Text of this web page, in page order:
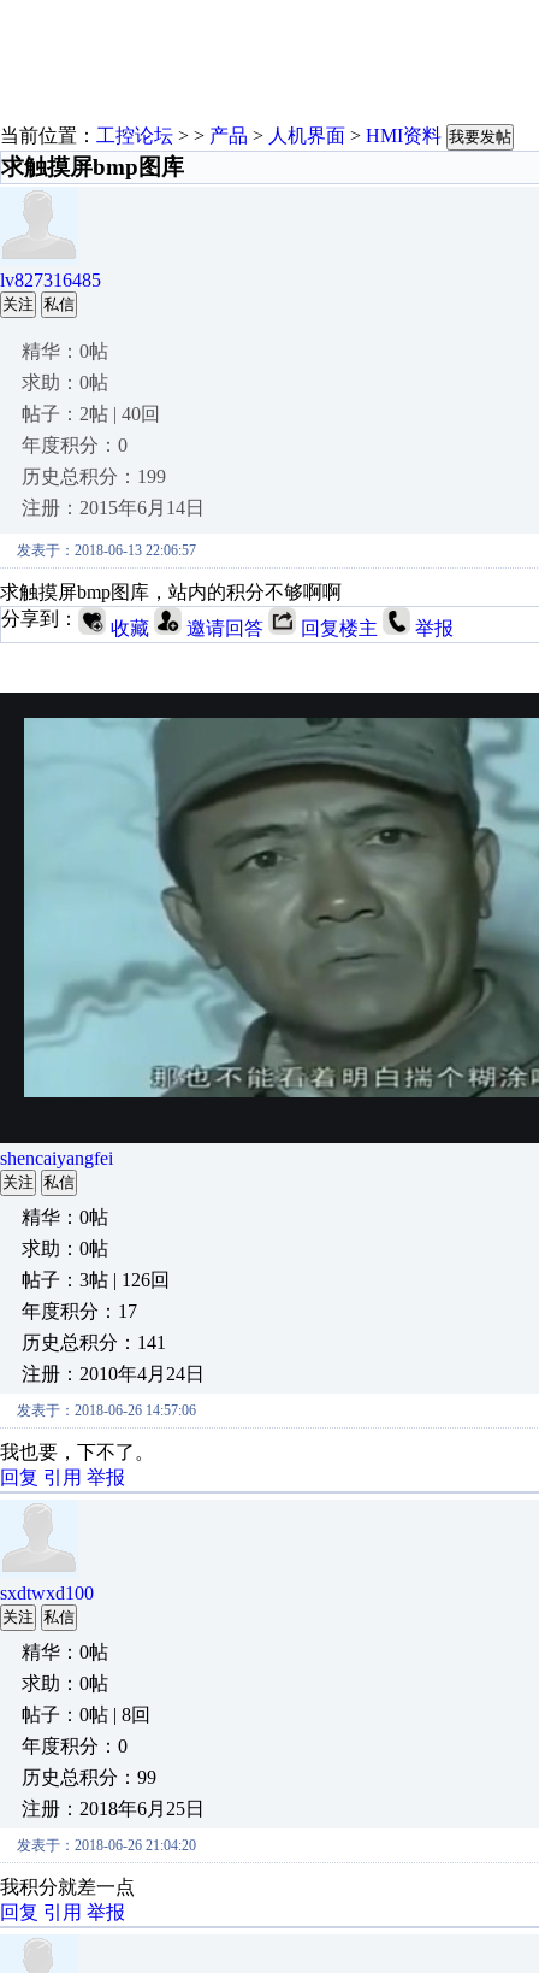
当前位置： 工控论坛 > > 产品 > 人机界面 > HMI资料 我要发帖
求触摸屏bmp图库
lv827316485
关注 私信
精华：0帖
求助：0帖
帖子：2帖 | 40回
年度积分：0
历史总积分：199
注册：2015年6月14日
发表于：2018-06-13 22:06:57
求触摸屏bmp图库，站内的积分不够啊啊
分享到：
收藏 邀请回答 回复楼主 举报
shencaiyangfei
关注 私信
精华：0帖
求助：0帖
帖子：3帖 | 126回
年度积分：17
历史总积分：141
注册：2010年4月24日
发表于：2018-06-26 14:57:06
我也要，下不了。
回复 引用 举报
sxdtwxd100
关注 私信
精华：0帖
求助：0帖
帖子：0帖 | 8回
年度积分：0
历史总积分：99
注册：2018年6月25日
发表于：2018-06-26 21:04:20
我积分就差一点
回复 引用 举报